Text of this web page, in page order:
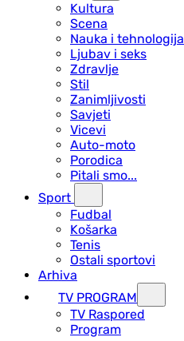
Kultura
Scena
Nauka i tehnologija
Ljubav i seks
Zdravlje
Stil
Zanimljivosti
Savjeti
Vicevi
Auto-moto
Porodica
Pitali smo...
Sport
Fudbal
Košarka
Tenis
Ostali sportovi
Arhiva
TV PROGRAM
ТV Raspored
Program